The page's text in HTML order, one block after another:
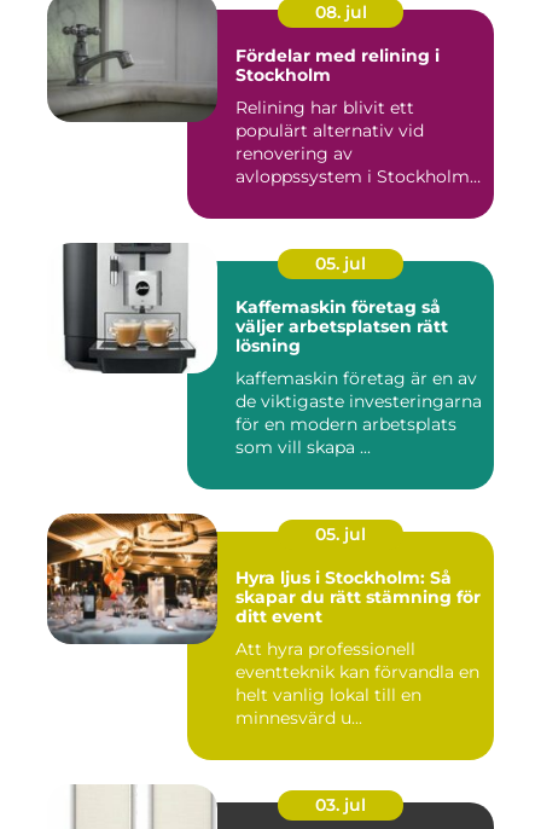
08. jul
Fördelar med relining i
Stockholm
Relining har blivit ett
populärt alternativ vid
renovering av
avloppssystem i Stockholm.
05. jul
Kaffemaskin företag så
väljer arbetsplatsen rätt
lösning
kaffemaskin företag är en av
de viktigaste investeringarna
för en modern arbetsplats
som vill skapa ...
05. jul
Hyra ljus i Stockholm: Så
skapar du rätt stämning för
ditt event
Att hyra professionell
eventteknik kan förvandla en
helt vanlig lokal till en
minnesvärd u...
03. jul